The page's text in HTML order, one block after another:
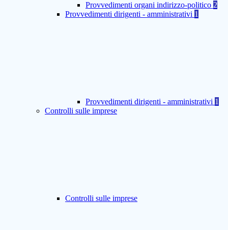
Provvedimenti organi indirizzo-politico 2
Provvedimenti dirigenti - amministrativi 1
Provvedimenti dirigenti - amministrativi 1
Controlli sulle imprese
Controlli sulle imprese